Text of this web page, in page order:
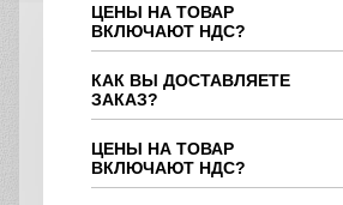
ЦЕНЫ НА ТОВАР
ВКЛЮЧАЮТ НДС?
КАК ВЫ ДОСТАВЛЯЕТЕ
ЗАКАЗ?
ЦЕНЫ НА ТОВАР
ВКЛЮЧАЮТ НДС?